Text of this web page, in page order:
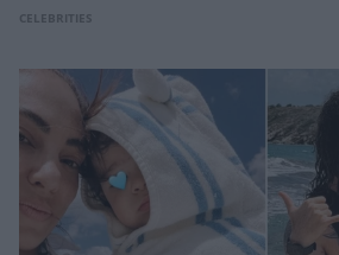
CELEBRITIES